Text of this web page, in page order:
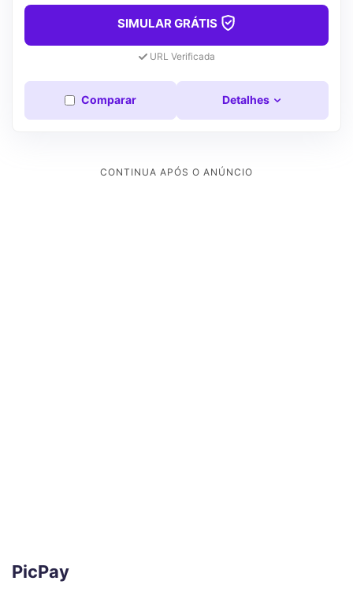
SIMULAR GRÁTIS
URL Verificada
Comparar Detalhes
PicPay